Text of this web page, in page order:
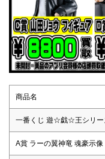
商品名
一番くじ 遊☆戯☆王シリー
A賞 ラーの翼神竜 魂豪示像